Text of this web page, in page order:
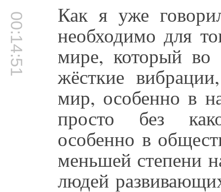
00:14:51 Как я уже
необходимо для
мире, который во
жёсткие
мир, особенно в
просто без
особенно в
меньшей степени
людей